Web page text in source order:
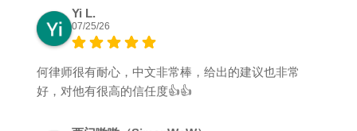
Yi L.
07/25/26
何律师很有耐心，中文非常棒，给出的建议也非常
好，对他有很高的信任度👍👍